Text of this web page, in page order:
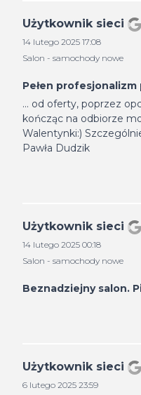
Użytkownik sieci
14 lutego 2025 17:08
Salon - samochody nowe
Pełen profesjonalizm
... od oferty, poprzez
kończąc na odbiorze
Walentynki:)
Pawła Dudzik
Użytkownik sieci
14 lutego 2025 00:18
Salon - samochody nowe
Beznadziejny salon.
Użytkownik sieci
6 lutego 2025 23:59